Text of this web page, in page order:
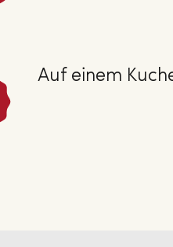
Auf einem